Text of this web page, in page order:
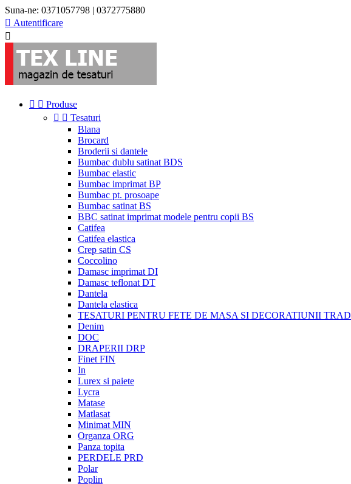
Suna-ne: 0371057798 | 0372775880
 Autentificare

  Produse
  Tesaturi
Blana
Brocard
Broderii si dantele
Bumbac dublu satinat BDS
Bumbac elastic
Bumbac imprimat BP
Bumbac pt. prosoape
Bumbac satinat BS
BBC satinat imprimat modele pentru copii BS
Catifea
Catifea elastica
Crep satin CS
Coccolino
Damasc imprimat DI
Damasc teflonat DT
Dantela
Dantela elastica
TESATURI PENTRU FETE DE MASA SI DECORATIUNII TRAD
Denim
DOC
DRAPERII DRP
Finet FIN
In
Lurex si paiete
Lycra
Matase
Matlasat
Minimat MIN
Organza ORG
Panza topita
PERDELE PRD
Polar
Poplin